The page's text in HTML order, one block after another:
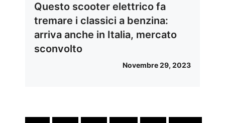
Questo scooter elettrico fa
tremare i classici a benzina:
arriva anche in Italia, mercato
sconvolto
Novembre 29, 2023